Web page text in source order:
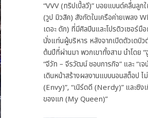
“VVV (ทริปเปิ้ลวี)” บอยแบนด์คลื่นลู
(วูป มิวสิค) สังกัดในเครือค่ายเพลง
เดอะ ดัก) ที่มีศิลปินและโปรดิวเซอร์มื
นั่งแท่นผู้บริหาร หลังจากเปิดตัวเดบิว
ต้นปีที่ผ่านมา พวกเขาทั้งสาม นำโดย “
“จีวัท – จีรวัฒน์ ชอบการกิจ” และ “เ
เดินหน้าสร้างผลงานแบบนอนสต็อป ไ
(Envy)”, “เนิร์ดดี (Nerdy)” และซิงเ
ของแก (My Queen)”